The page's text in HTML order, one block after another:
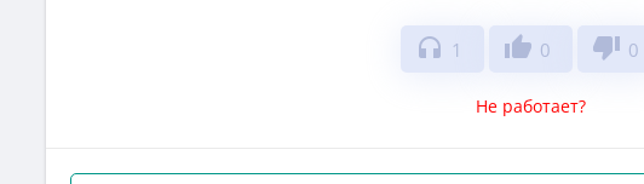
headphones 1 thumb_up 0 thumb_down 0
Не работает?